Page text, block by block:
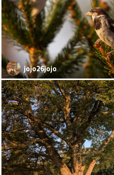
jojo26jojo